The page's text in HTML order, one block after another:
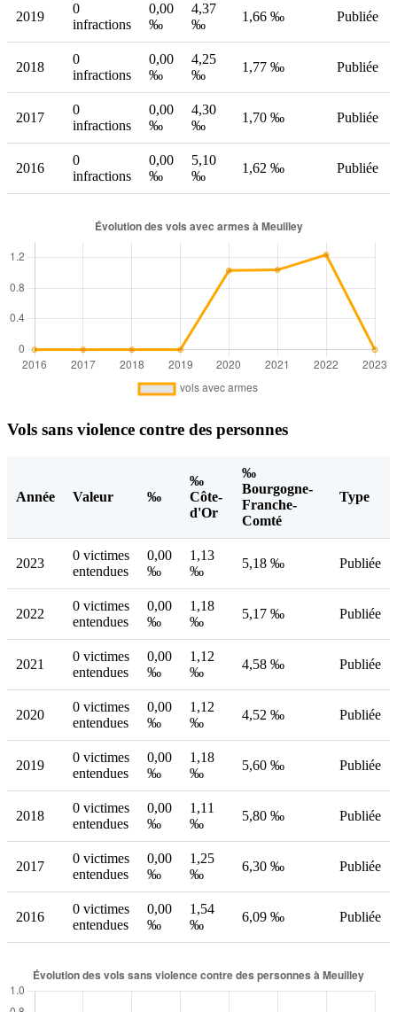
2019
0
infractions
0,00
‰
4,37
‰
1,66 ‰ Publiée
2018
0
infractions
0,00
‰
4,25
‰
1,77 ‰ Publiée
2017
0
infractions
0,00
‰
4,30
‰
1,70 ‰ Publiée
2016
0
infractions
0,00
‰
5,10
‰
1,62 ‰ Publiée
Vols sans violence contre des personnes
Année Valeur ‰
‰
Côte-
d'Or
‰
Bourgogne-
Franche-
Comté
Type
2023
0 victimes
entendues
0,00
‰
1,13
‰
5,18 ‰ Publiée
2022
0 victimes
entendues
0,00
‰
1,18
‰
5,17 ‰ Publiée
2021
0 victimes
entendues
0,00
‰
1,12
‰
4,58 ‰ Publiée
2020
0 victimes
entendues
0,00
‰
1,12
‰
4,52 ‰ Publiée
2019
0 victimes
entendues
0,00
‰
1,18
‰
5,60 ‰ Publiée
2018
0 victimes
entendues
0,00
‰
1,11
‰
5,80 ‰ Publiée
2017
0 victimes
entendues
0,00
‰
1,25
‰
6,30 ‰ Publiée
2016
0 victimes
entendues
0,00
‰
1,54
‰
6,09 ‰ Publiée